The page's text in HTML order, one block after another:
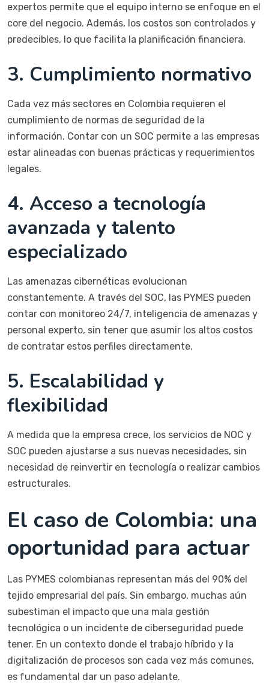
expertos permite que el equipo interno se enfoque en el
core del negocio. Además, los costos son controlados y
predecibles, lo que facilita la planificación financiera.
3. Cumplimiento normativo
Cada vez más sectores en Colombia requieren el
cumplimiento de normas de seguridad de la
información. Contar con un SOC permite a las empresas
estar alineadas con buenas prácticas y requerimientos
legales.
4. Acceso a tecnología
avanzada y talento
especializado
Las amenazas cibernéticas evolucionan
constantemente. A través del SOC, las PYMES pueden
contar con monitoreo 24/7, inteligencia de amenazas y
personal experto, sin tener que asumir los altos costos
de contratar estos perfiles directamente.
5. Escalabilidad y
flexibilidad
A medida que la empresa crece, los servicios de NOC y
SOC pueden ajustarse a sus nuevas necesidades, sin
necesidad de reinvertir en tecnología o realizar cambios
estructurales.
El caso de Colombia: una
oportunidad para actuar
Las PYMES colombianas representan más del 90% del
tejido empresarial del país. Sin embargo, muchas aún
subestiman el impacto que una mala gestión
tecnológica o un incidente de ciberseguridad puede
tener. En un contexto donde el trabajo híbrido y la
digitalización de procesos son cada vez más comunes,
es fundamental dar un paso adelante.